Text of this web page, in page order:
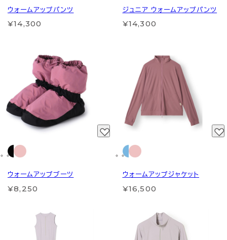
ウォームアップパンツ
¥14,300
ジュニア ウォームアップパンツ
¥14,300
ウォームアップブーツ
¥8,250
ウォームアップジャケット
¥16,500